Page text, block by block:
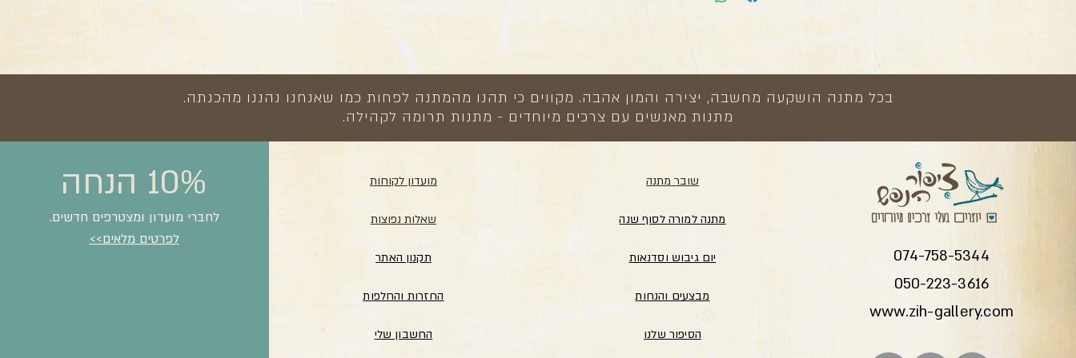
בכל מתנה הושקעה מחשבה, יצירה והמון אהבה. מקווים כי תהנו מהמתנה לפחות כמו שאנחנו נהננו מהכנתה.
מתנות מאנשים עם צרכים מיוחדים - מתנות תרומה לקהילה.
10% הנחה
לחברי מועדון ומצטרפים חדשים.
לפרטים מלאים>>
מועדון לקוחות
שאלות נפוצות
תקנון האתר
החזרות והחלפות
החשבון שלי
שובר מתנה
מתנה למורה לסוף שנה
יום גיבוש וסדנאות
מבצעים והנחות
הסיפור שלנו
074-758-5344
050-223-3616
www.zih-gallery.com